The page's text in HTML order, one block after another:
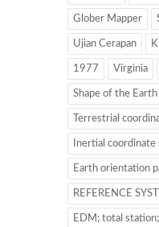
Glober Mapper
Ujian Cerapan
1977 Virginia
Shape of the Earth
Terrestrial
Inertial coordinate
Earth orientation
REFERENCE
EDM; total